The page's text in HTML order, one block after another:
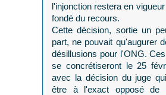
l'injonction restera en
fondé du recours.
Cette décision, sortie un
part, ne pouvait qu'augurer
désillusions pour l'ONG.
se concrétiseront le 25
avec la décision du juge
être à l'exact opposé de